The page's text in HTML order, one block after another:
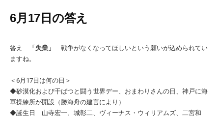
6月17日の答え
答え 「失業」
戦争がなくなってほしいという願いが込められてい
ますね。
＜6月17日は何の日＞
◆砂漠化および干ばつと闘う世界デー、おまわりさんの日、神戸に海
軍操練所が開設（勝海舟の建言により）
◆誕生日 山寺宏一、城彰二、ヴィーナス・ウィリアムズ、二宮和